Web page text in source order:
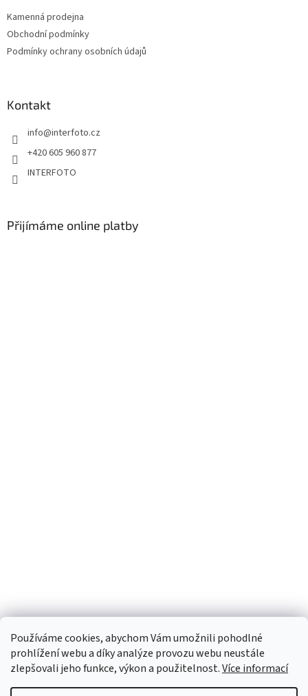
Používáme cookies, abychom Vám umožnili pohodlné
prohlížení webu a díky analýze provozu webu neustále
zlepšovali jeho funkce, výkon a použitelnost.Více informací
Kamenná prodejna
Obchodní podmínky
Podmínky ochrany osobních údajů
Kontakt
info@interfoto.cz
+420 605 960 877
INTERFOTO
Přijímáme online platby